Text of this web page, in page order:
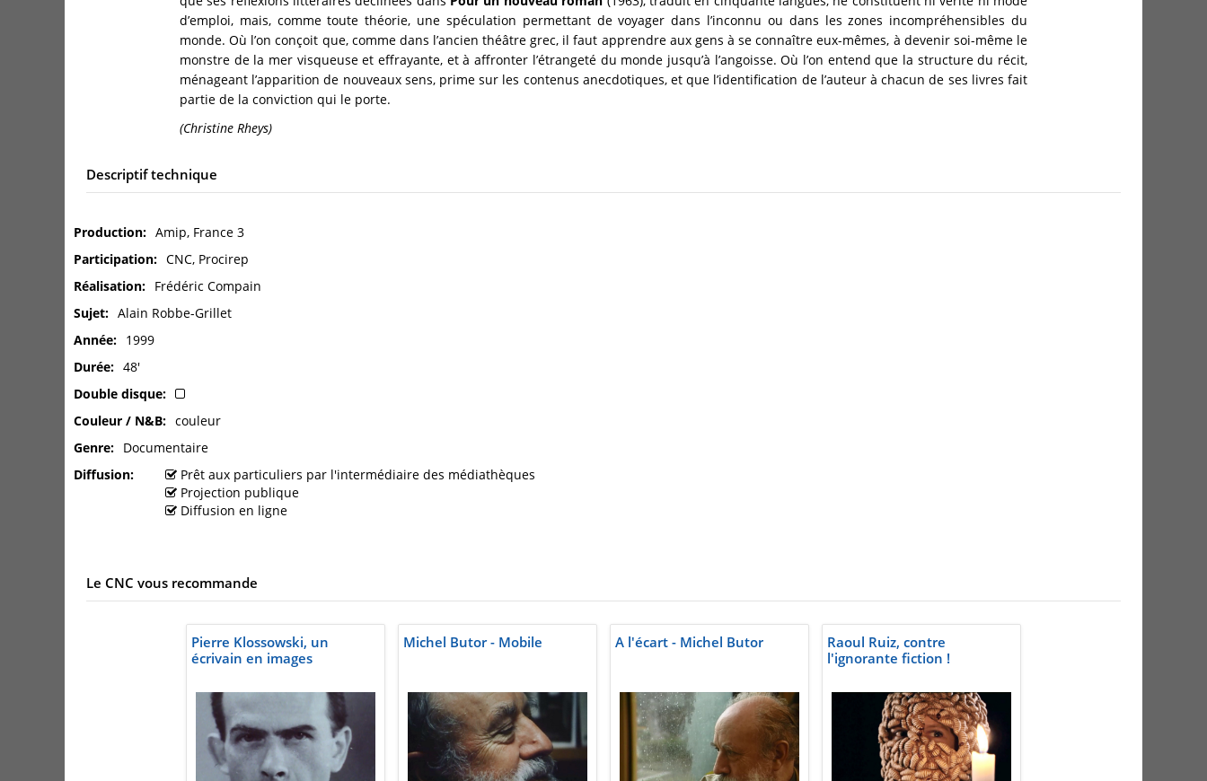
d’emploi, mais, comme toute théorie, une spéculation permettant de voyager dans l’inconnu ou dans les zones incompréhensibles du
monde. Où l’on conçoit que, comme dans l’ancien théâtre grec, il faut apprendre aux gens à se connaître eux-mêmes, à devenir soi-même le
monstre de la mer visqueuse et effrayante, et à affronter l’étrangeté du monde jusqu’à l’angoisse. Où l’on entend que la structure du récit,
ménageant l’apparition de nouveaux sens, prime sur les contenus anecdotiques, et que l’identification de l’auteur à chacun de ses livres fait
partie de la conviction qui le porte.
(Christine Rheys)
Descriptif technique
Production
Amip, France 3
Participation
CNC, Procirep
Réalisation
Frédéric Compain
Sujet
Alain Robbe-Grillet
Année
1999
Durée
48'
Double disque
Couleur / N&B
couleur
Genre
Documentaire
Diffusion
Prêt aux particuliers par l'intermédiaire des médiathèques
Projection publique
Diffusion en ligne
Le CNC vous recommande
Pierre Klossowski, un
écrivain en images
Michel Butor - Mobile A l'écart - Michel Butor
Raoul Ruiz, contre
l'ignorante fiction !